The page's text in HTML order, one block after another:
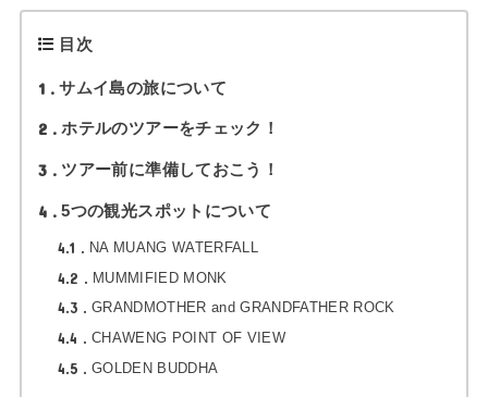
目次
1 サムイ島の旅について
2 ホテルのツアーをチェック！
3 ツアー前に準備しておこう！
4 5つの観光スポットについて
4.1 NA MUANG WATERFALL
4.2 MUMMIFIED MONK
4.3 GRANDMOTHER and GRANDFATHER ROCK
4.4 CHAWENG POINT OF VIEW
4.5 GOLDEN BUDDHA